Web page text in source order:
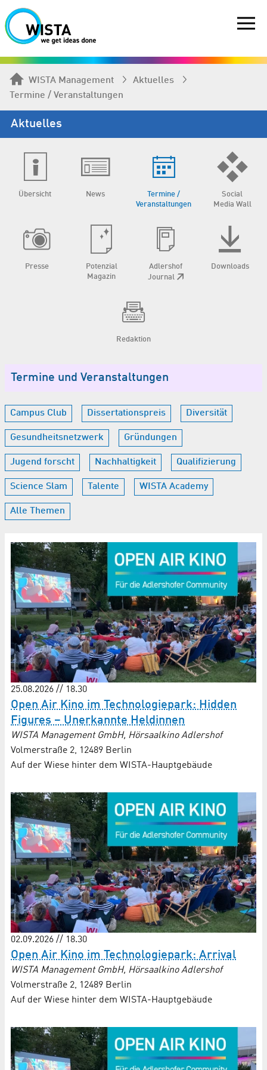
WISTA Management
Aktuelles
Termine / Veranstaltungen
Aktuelles
Übersicht News
Termine /
Veranstaltungen
Social
Media Wall
Presse
Potenzial
Magazin
Adlershof
Journal
Downloads
Redaktion
Termine und Veranstaltungen
Campus Club Dissertationspreis Diversität
Gesundheitsnetzwerk Gründungen
Jugend forscht Nachhaltigkeit Qualifizierung
Science Slam Talente WISTA Academy
Alle Themen
25.08.2026 // 18.30
Open Air Kino im Technologiepark: Hidden
Figures – Unerkannte Heldinnen
WISTA Management GmbH, Hörsaalkino Adlershof
Volmerstraße 2, 12489 Berlin
Auf der Wiese hinter dem WISTA-Hauptgebäude
02.09.2026 // 18.30
Open Air Kino im Technologiepark: Arrival
WISTA Management GmbH, Hörsaalkino Adlershof
Volmerstraße 2, 12489 Berlin
Auf der Wiese hinter dem WISTA-Hauptgebäude